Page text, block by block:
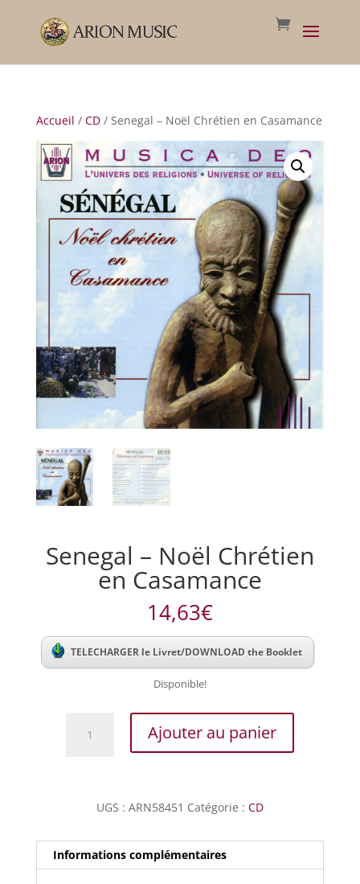
Accueil / CD/ Senegal – Noël Chrétien en Casamance
Senegal – Noël Chrétien
en Casamance
14,63€
TELECHARGER le Livret/DOWNLOAD the Booklet
Disponible!
Chrétien
Casamance
Ajouter au panier
UGS : ARN58451 Catégorie : CD
Informations complémentaires